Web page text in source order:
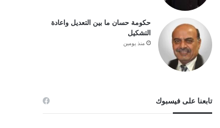
حكومة حسان ما بين التعديل واعادة
التشكيل
منذ يومين
تابعنا على فيسبوك